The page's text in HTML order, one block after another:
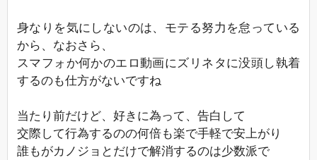
身なりを気にしないのは、モテる努力を怠っている
から、なおさら、
スマフォか何かのエロ動画にズリネタに没頭し執着
するのも仕方がないですね
当たり前だけど、好きに為って、告白して
交際して行為するのの何倍も楽で手軽で安上がり
誰もがカノジョとだけで解消するのは少数派で